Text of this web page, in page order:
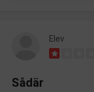
Elev
Sådär